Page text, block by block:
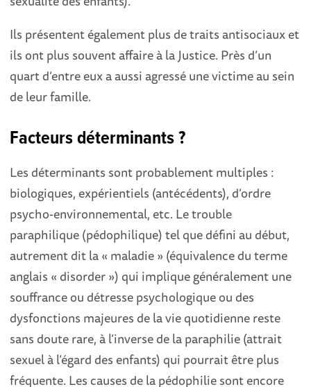
Ils présentent également plus de traits antisociaux et
ils ont plus souvent affaire à la Justice. Près d’un
quart d’entre eux a aussi agressé une victime au sein
de leur famille.
Facteurs déterminants ?
Les déterminants sont probablement multiples :
biologiques, expérientiels (antécédents), d’ordre
psycho-environnemental, etc. Le trouble
paraphilique (pédophilique) tel que défini au début,
autrement dit la « maladie » (équivalence du terme
anglais « disorder ») qui implique généralement une
souffrance ou détresse psychologique ou des
dysfonctions majeures de la vie quotidienne reste
sans doute rare, à l’inverse de la paraphilie (attrait
sexuel à l’égard des enfants) qui pourrait être plus
fréquente. Les causes de la pédophilie sont encore